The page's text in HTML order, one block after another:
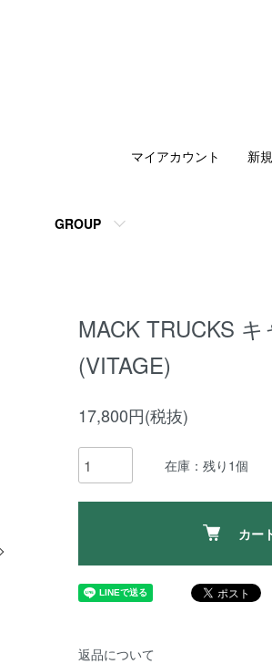
GROUP
マイアカウント 新
MACK TRUCKS キ
(VITAGE)
17,800円(税抜)
在庫：残り1個
カー
返品について